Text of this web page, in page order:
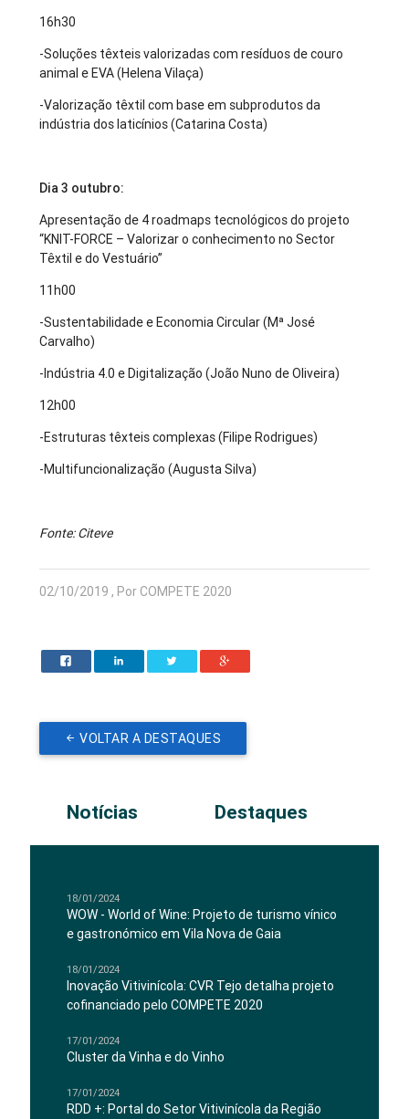
16h30
-Soluções têxteis valorizadas com resíduos de couro
animal e EVA (Helena Vilaça)
-Valorização têxtil com base em subprodutos da
indústria dos laticínios (Catarina Costa)
Dia 3 outubro:
Apresentação de 4 roadmaps tecnológicos do projeto
“KNIT-FORCE – Valorizar o conhecimento no Sector
Têxtil e do Vestuário”
11h00
-Sustentabilidade e Economia Circular (Mª José
Carvalho)
-Indústria 4.0 e Digitalização (João Nuno de Oliveira)
12h00
-Estruturas têxteis complexas (Filipe Rodrigues)
-Multifuncionalização (Augusta Silva)
Fonte: Citeve
02/10/2019 , Por COMPETE 2020
VOLTAR A DESTAQUES
Notícias Destaques
18/01/2024
WOW - World of Wine: Projeto de turismo vínico
e gastronómico em Vila Nova de Gaia
18/01/2024
Inovação Vitivinícola: CVR Tejo detalha projeto
cofinanciado pelo COMPETE 2020
17/01/2024
Cluster da Vinha e do Vinho
17/01/2024
RDD +: Portal do Setor Vitivinícola da Região